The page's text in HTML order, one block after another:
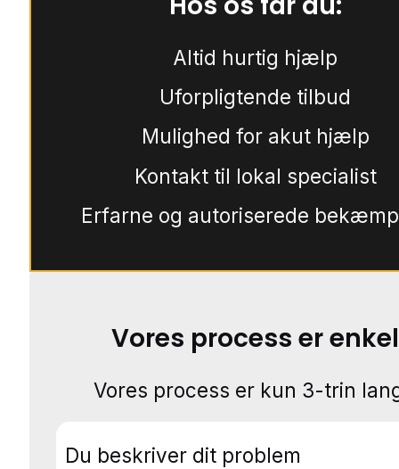
Altid hurtig hjælp
Uforpligtende tilbud
Mulighed for akut hjælp
Kontakt til lokal specialist
Erfarne og autoriserede
Vores process er enkel
Vores process er kun 3-trin
Du beskriver dit problem